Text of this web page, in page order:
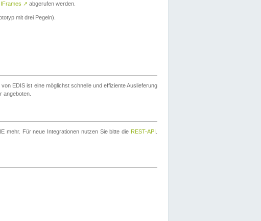
IFrames ↗ abgerufen werden.
mit drei Pegeln).
EDIS ist eine möglichst schnelle und effiziente Auslieferung
angeboten.
mehr. Für neue Integrationen nutzen Sie bitte die REST-API